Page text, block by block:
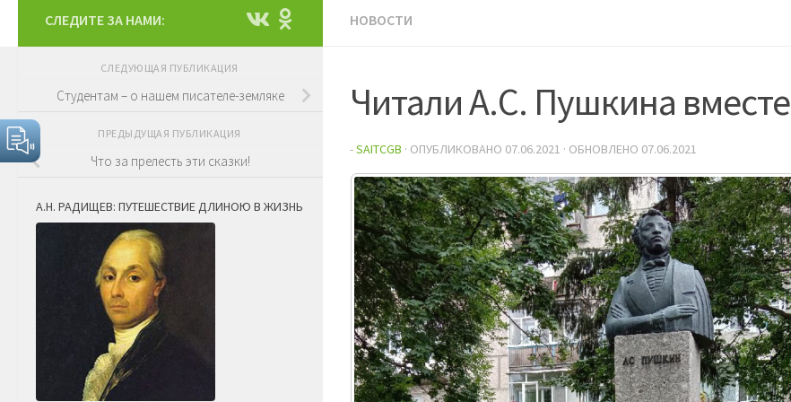
НОВОСТИ
Читали А.С. Пушкина вместе
-SAITCGB · ОПУБЛИКОВАНО 07.06.2021 · ОБНОВЛЕНО 07.06.2021
СЛЕДИТЕ ЗА НАМИ:
СЛЕДУЮЩАЯ ПУБЛИКАЦИЯ
Студентам – о нашем писателе-земляке
ПРЕДЫДУЩАЯ ПУБЛИКАЦИЯ
Что за прелесть эти сказки!
А.Н. РАДИЩЕВ: ПУТЕШЕСТВИЕ ДЛИНОЮ В ЖИЗНЬ